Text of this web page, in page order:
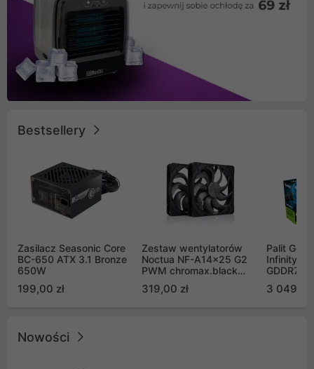
Bestsellery
Zasilacz Seasonic Core
BC-650 ATX 3.1 Bronze
650W
199,00 zł
Zestaw wentylatorów
Noctua NF-A14x25 G2
PWM chromax.black
Push Pull (2szt)
319,00 zł
Palit
Infinity 3
GDDR7
GB2050S)
3 049,00
Nowości